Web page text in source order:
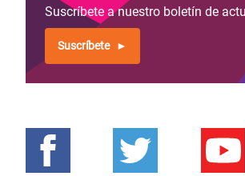
navegación
Suscríbete a nuestro boletín de
Suscríbete